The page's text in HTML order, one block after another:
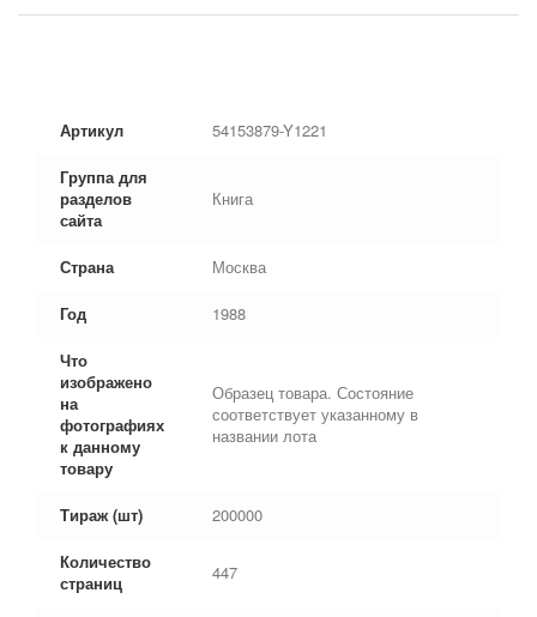
Артикул 54153879-Y1221
Группа для
разделов
сайта
Книга
Страна Москва
Год 1988
Что
изображено
на
фотографиях
к данному
товару
Образец товара. Состояние
соответствует указанному в
названии лота
Тираж (шт) 200000
Количество
страниц
447